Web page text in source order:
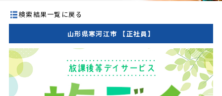
検索結果一覧に戻る
山形県寒河江市 【正社員】